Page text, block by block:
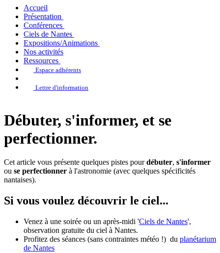
Accueil
Présentation
Conférences
Ciels de Nantes
Expositions/Animations
Nos activités
Ressources
Espace adhérents
Lettre d'information
Débuter, s'informer, et se
perfectionner.
Cet article vous présente quelques pistes pourdébuter, s'informer
ou se perfectionner à l'astronomie (avec quelques spécificités
nantaises).
Si vous voulez découvrir le ciel...
Venez à une soirée ou un après-midi 'Ciels de Nantes',
observation gratuite du ciel à Nantes.
Profitez des séances (sans contraintes météo !) du planétarium
de Nantes